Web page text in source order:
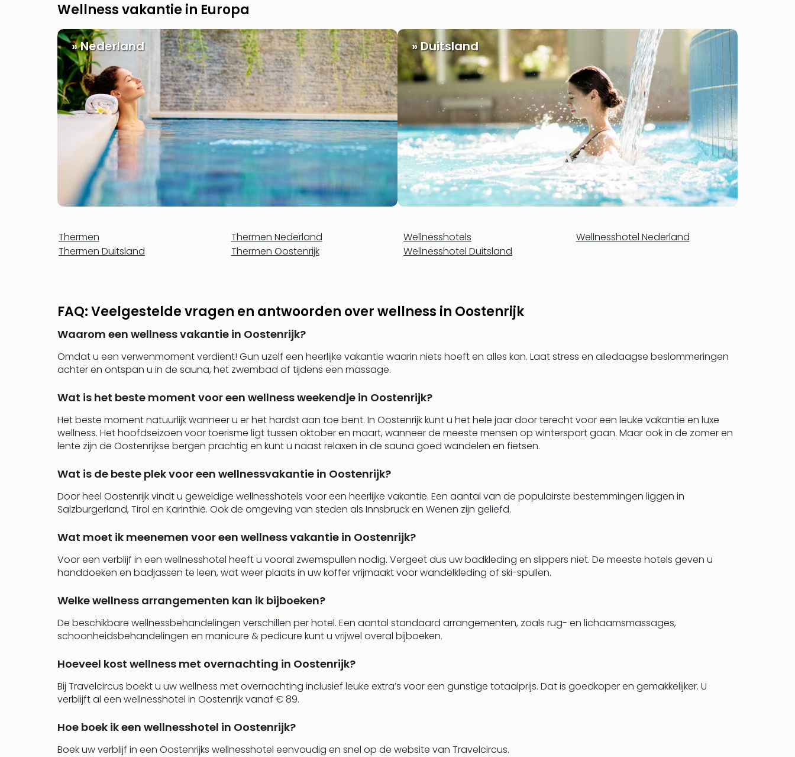
Wellness vakantie in Europa
» Nederland » Duitsland
Thermen
Thermen Duitsland
Thermen Nederland
Thermen Oostenrijk
Wellnesshotels
Wellnesshotel Duitsland
Wellnesshotel Nederland
FAQ: Veelgestelde vragen en antwoorden over wellness in Oostenrijk
Waarom een wellness vakantie in Oostenrijk?
Omdat u een verwenmoment verdient! Gun uzelf een heerlijke vakantie waarin niets hoeft en alles kan. Laat stress en alledaagse beslommeringen
achter en ontspan u in de sauna, het zwembad of tijdens een massage.
Wat is het beste moment voor een wellness weekendje in Oostenrijk?
Het beste moment natuurlijk wanneer u er het hardst aan toe bent. In Oostenrijk kunt u het hele jaar door terecht voor een leuke vakantie en luxe
wellness. Het hoofdseizoen voor toerisme ligt tussen oktober en maart, wanneer de meeste mensen op wintersport gaan. Maar ook in de zomer en
lente zijn de Oostenrijkse bergen prachtig en kunt u naast relaxen in de sauna goed wandelen en fietsen.
Wat is de beste plek voor een wellnessvakantie in Oostenrijk?
Door heel Oostenrijk vindt u geweldige wellnesshotels voor een heerlijke vakantie. Een aantal van de populairste bestemmingen liggen in
Salzburgerland, Tirol en Karinthië. Ook de omgeving van steden als Innsbruck en Wenen zijn geliefd.
Wat moet ik meenemen voor een wellness vakantie in Oostenrijk?
Voor een verblijf in een wellnesshotel heeft u vooral zwemspullen nodig. Vergeet dus uw badkleding en slippers niet. De meeste hotels geven u
handdoeken en badjassen te leen, wat weer plaats in uw koffer vrijmaakt voor wandelkleding of ski-spullen.
Welke wellness arrangementen kan ik bijboeken?
De beschikbare wellnessbehandelingen verschillen per hotel. Een aantal standaard arrangementen, zoals rug- en lichaamsmassages,
schoonheidsbehandelingen en manicure & pedicure kunt u vrijwel overal bijboeken.
Hoeveel kost wellness met overnachting in Oostenrijk?
Bij Travelcircus boekt u uw wellness met overnachting inclusief leuke extra’s voor een gunstige totaalprijs. Dat is goedkoper en gemakkelijker. U
verblijft al een wellnesshotel in Oostenrijk vanaf € 89.
Hoe boek ik een wellnesshotel in Oostenrijk?
Boek uw verblijf in een Oostenrijks wellnesshotel eenvoudig en snel op de website van Travelcircus.